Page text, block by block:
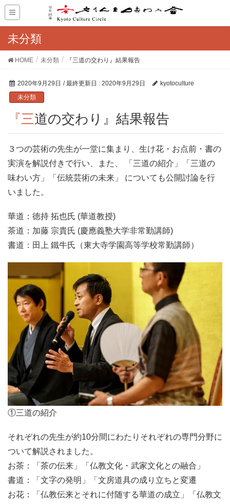
未分類
HOME 未分類 『三道の交わり』結果報告
2020年9月29日 / 最終更新日 : 2020年9月29日
kyotoculture
未分類
『三道の交わり』結果報告
３つの芸術の先生が一堂に集まり、生け花・お点前・書の
実演を解説付きで行い、また、 「三道の紹介」「三道の
味わい方」「伝統芸術の未来」 についても公開討論を行
いました。
華道：徳持 拓也氏 (華道教授)
茶道：加藤 宗貴氏 (慶應義塾大学非常勤講師)
書道：田上 鐵牛氏（東大寺学園高等学校常勤講師）
①三道の紹介
それぞれの先生が約10分間にわたりそれぞれの専門分野に
ついて解説されました。
お茶：「茶の伝来」「仏教文化・武家文化との融合」
書道：「文字の発明」「文房道具の成り立ちと変遷
お花：「仏教伝来とそれに付随する華道の成立」「仏教文